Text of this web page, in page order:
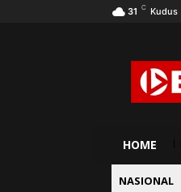
31 C Kudus
HOME
NASIONAL